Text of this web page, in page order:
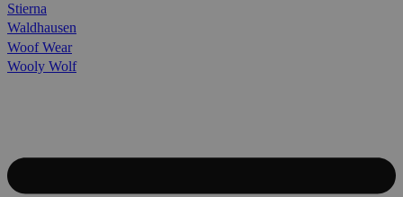
Stierna
Waldhausen
Woof Wear
Wooly Wolf